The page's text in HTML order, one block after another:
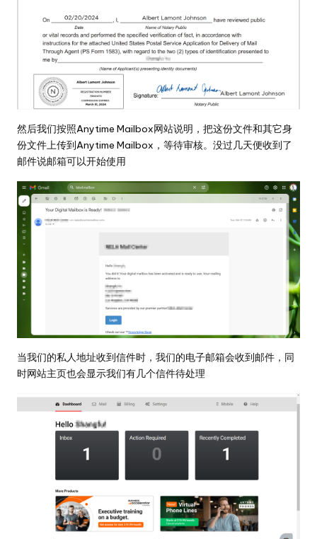
然后我们按照Anytime Mailbox网站说明，把这份文件和其它身
份文件上传到Anytime Mailbox，等待审核。没过几天便收到了
邮件说邮箱可以开始使用
当我们的私人地址收到信件时，我们的电子邮箱会收到邮件，同
时网站主页也会显示我们有几个信件待处理